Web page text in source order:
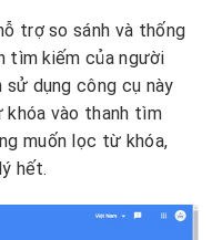
trợ so sánh và thống
tìm kiếm của người
sử dụng công cụ này
khóa vào thanh tìm
muốn lọc từ khóa,
hết.